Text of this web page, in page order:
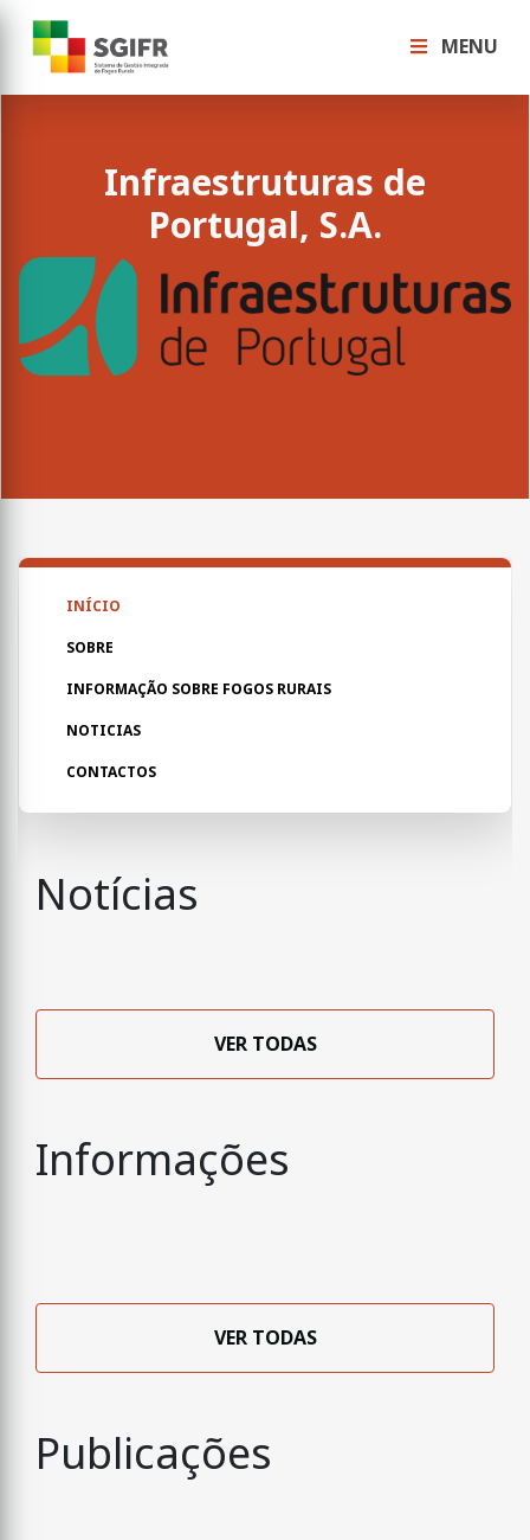
MENU
Infraestruturas de
Portugal, S.A.
INÍCIO
SOBRE
INFORMAÇÃO SOBRE FOGOS RURAIS
NOTICIAS
CONTACTOS
Notícias
VER TODAS
Informações
VER TODAS
Publicações